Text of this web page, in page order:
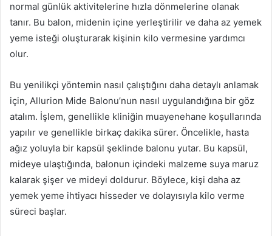
normal günlük aktivitelerine hızla dönmelerine olanak
tanır. Bu balon, midenin içine yerleştirilir ve daha az yemek
yeme isteği oluşturarak kişinin kilo vermesine yardımcı
olur.
Bu yenilikçi yöntemin nasıl çalıştığını daha detaylı anlamak
için, Allurion Mide Balonu’nun nasıl uygulandığına bir göz
atalım. İşlem, genellikle kliniğin muayenehane koşullarında
yapılır ve genellikle birkaç dakika sürer. Öncelikle, hasta
ağız yoluyla bir kapsül şeklinde balonu yutar. Bu kapsül,
mideye ulaştığında, balonun içindeki malzeme suya maruz
kalarak şişer ve mideyi doldurur. Böylece, kişi daha az
yemek yeme ihtiyacı hisseder ve dolayısıyla kilo verme
süreci başlar.